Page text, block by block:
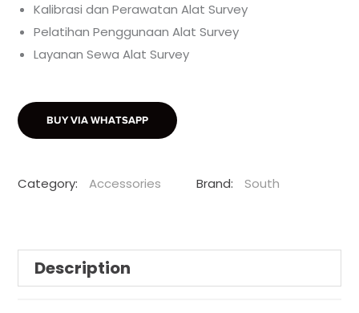
Kalibrasi dan Perawatan Alat Survey
Pelatihan Penggunaan Alat Survey
Layanan Sewa Alat Survey
BUY VIA WHATSAPP
Category: Accessories Brand: South
Description